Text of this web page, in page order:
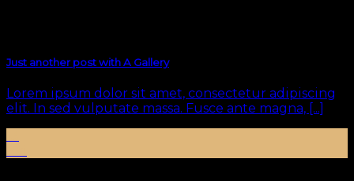
Just another post with A Gallery
Lorem ipsum dolor sit amet, consectetur adipiscing
elit. In sed vulputate massa. Fusce ante magna, [...]